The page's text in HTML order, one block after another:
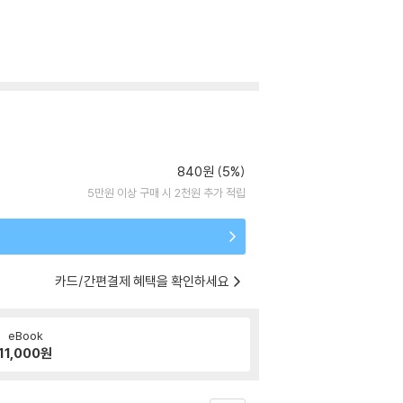
840원 (5%)
5만원 이상 구매 시 2천원 추가 적립
카드/간편결제 혜택을 확인하세요
eBook
원